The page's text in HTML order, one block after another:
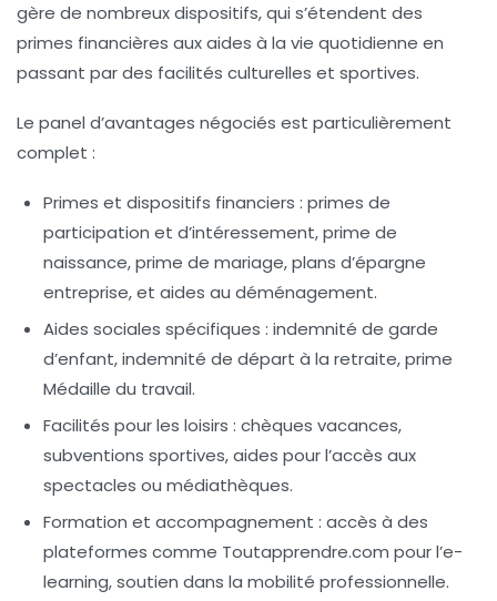
gère de nombreux dispositifs, qui s’étendent des
primes financières aux aides à la vie quotidienne en
passant par des facilités culturelles et sportives.
Le panel d’avantages négociés est particulièrement
complet :
Primes et dispositifs financiers : primes de
participation et d’intéressement, prime de
naissance, prime de mariage, plans d’épargne
entreprise, et aides au déménagement.
Aides sociales spécifiques : indemnité de garde
d’enfant, indemnité de départ à la retraite, prime
Médaille du travail.
Facilités pour les loisirs : chèques vacances,
subventions sportives, aides pour l’accès aux
spectacles ou médiathèques.
Formation et accompagnement : accès à des
plateformes comme Toutapprendre.com pour l’e-
learning, soutien dans la mobilité professionnelle.